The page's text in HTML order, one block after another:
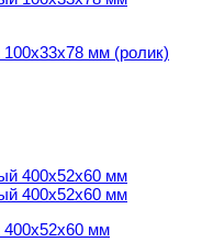
мм (ролик)
мм
мм